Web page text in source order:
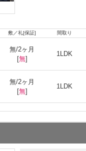
敷／礼[保証] 間取り
無/2ヶ月
[無]
1LDK
無/2ヶ月
[無]
1LDK